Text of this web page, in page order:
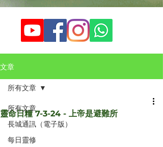
文章
所有文章
長城通訊（電子版）
每日靈修
所有文章
靈命日糧 7-3-24 - 上帝是避難所